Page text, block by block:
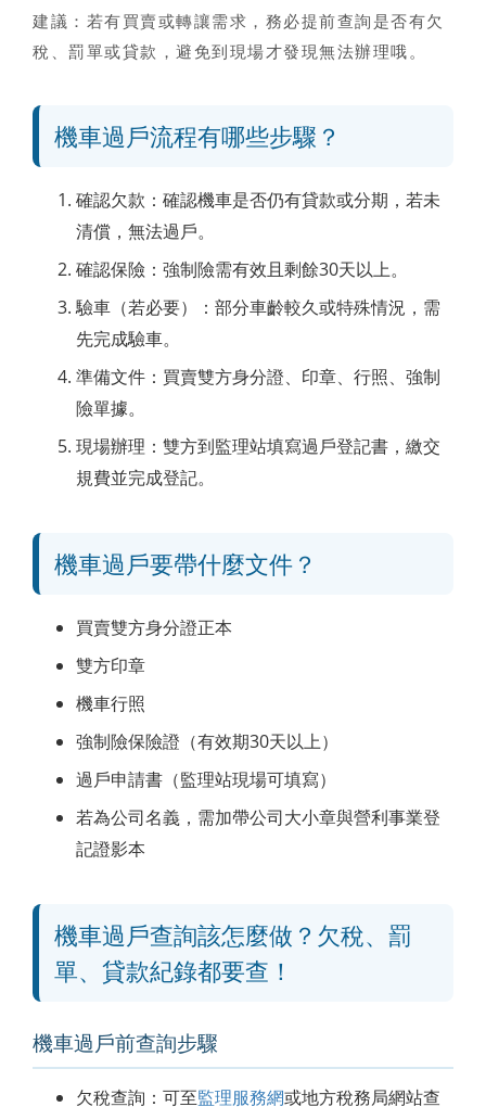
建議：若有買賣或轉讓需求，務必提前查詢是否有欠
稅、罰單或貸款，避免到現場才發現無法辦理哦。
機車過戶流程有哪些步驟？
確認欠款：確認機車是否仍有貸款或分期，若未
清償，無法過戶。
確認保險：強制險需有效且剩餘30天以上。
驗車（若必要）：部分車齡較久或特殊情況，需
先完成驗車。
準備文件：買賣雙方身分證、印章、行照、強制
險單據。
現場辦理：雙方到監理站填寫過戶登記書，繳交
規費並完成登記。
機車過戶要帶什麼文件？
買賣雙方身分證正本
雙方印章
機車行照
強制險保險證（有效期30天以上）
過戶申請書（監理站現場可填寫）
若為公司名義，需加帶公司大小章與營利事業登
記證影本
機車過戶查詢該怎麼做？欠稅、罰
單、貸款紀錄都要查！
機車過戶前查詢步驟
欠稅查詢：可至監理服務網或地方稅務局網站查